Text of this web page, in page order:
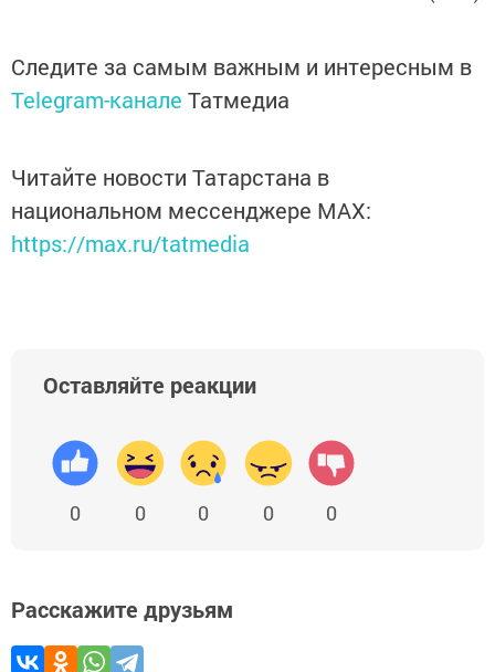
Следите за самым важным и интересным в
Telegram-канале Татмедиа
Читайте новости Татарстана в
национальном мессенджере MАХ:
https://max.ru/tatmedia
Оставляйте реакции
0 0 0 0 0
Расскажите друзьям